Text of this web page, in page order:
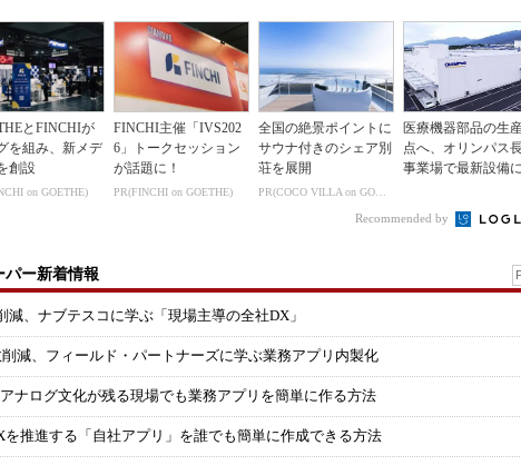
とFINCHIが
を組み、新メデ
創設
on GOETHE)
FINCHI主催「IVS202
6」トークセッション
が話題に！
PR(FINCHI on GOETHE)
全国の絶景ポイントに
サウナ付きのシェア別
荘を展開
PR(COCO VILLA on GOETHE)
医療機器部品の生
点へ、オリンパス
事業場で最新設備
Recommended by
パー新着情報
減、ナブテスコに学ぶ「現場主導の全社DX」
減、フィールド・パートナーズに学ぶ業務アプリ内製化
ナログ文化が残る現場でも業務アプリを簡単に作る方法
を推進する「自社アプリ」を誰でも簡単に作成できる方法